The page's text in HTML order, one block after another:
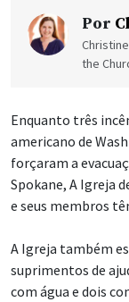
Por
the
Enquanto três
americano de
forçaram a
Spokane, A Igreja
e seus membros
A Igreja também
suprimentos de
com água e dois